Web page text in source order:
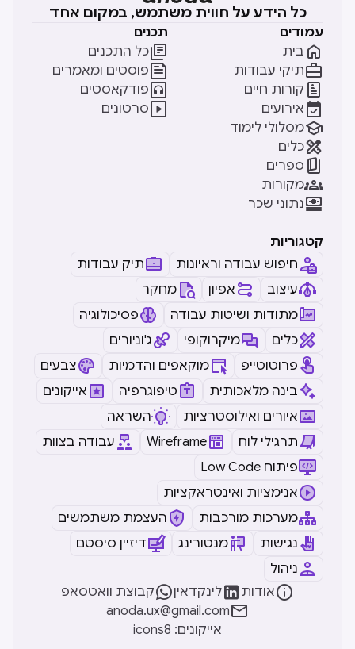
כל הידע על חווית משתמש, במקום אחד
עמודים
בית 
תיקי עבודות
קורות חיים 
אירועים 
מסלולי לימוד
כלים
ספרים 
מקורות
נתוני שכר
תכנים
כל התכנים
פוסטים ומאמרים
פודקאסטים
סרטונים
קטגוריות
חיפוש עבודה וראיונות
תיק עבודות
עיצוב
אפיון
מחקר
מתודות ושיטות עבודה
פסיכולוגיה
כלים
מיקרוקופי
ג'וניורים
פרוטוטייפ
מוקאפים והדמיות
צבעים
בינה מלאכותית
טיפוגרפיה
אייקונים
איורים ואילוסטרציות
השראה
תרגילי לוח
Wireframe
עבודה בצוות
Low Code פיתוח
אנימציות ואינטראקציות
מערכות מורכבות
העצמת משתמשים
נגישות
מנטורינג
דיזיין סיסטם
ניהול
אודות לינקדאין קבוצת וואטסאפ
anoda.ux@gmail.com
icons8 :אייקונים